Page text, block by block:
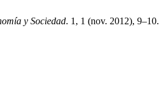
y Sociedad. 1, 1 (nov. 2012), 9–10.